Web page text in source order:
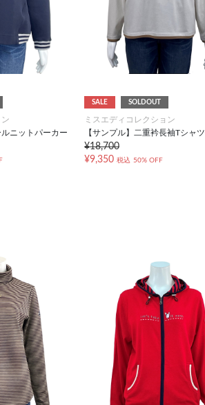
ルニットパーカー
SALE SOLDOUT
ミスエディコレクション
【サンプル】二重衿長袖Tシャツ
¥18,700
¥9,350 税込 50% OFF